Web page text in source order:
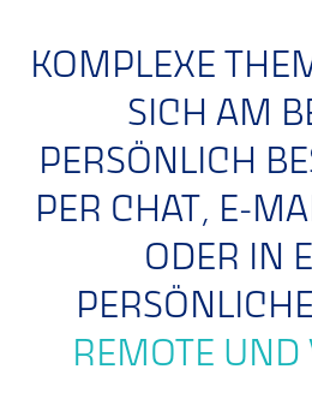
KOMPLEXE
SICH AM
PERSÖNLICH
PER CHAT, E-
ODER IN
REMOTE UND